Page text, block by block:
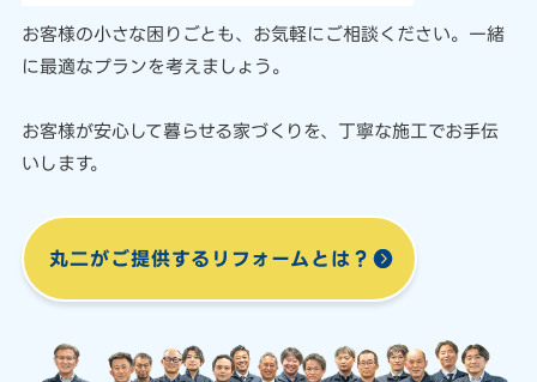
お客様の小さな困りごとも、 お気軽にご相談ください。 一緒
に最適なプランを考えましょう。
お客様が安心して暮らせる家づくりを、 丁寧な施工でお手伝
いします。
丸二がご提供する リフォームとは？